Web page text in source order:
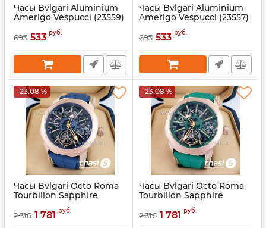
Часы Bvlgari Aluminium
Amerigo Vespucci (23559)
23559
693 533 руб.
Часы Bvlgari Aluminium
Amerigo Vespucci (23557)
23557
693 533 руб.
-23.08 %
Часы Bvlgari Octo Roma
Tourbillon Sapphire
Артикул: 23556
2 316 1 781 руб.
-23.08 %
Часы Bvlgari Octo Roma
Tourbillon Sapphire
Артикул: 23555
2 316 1 781 руб.